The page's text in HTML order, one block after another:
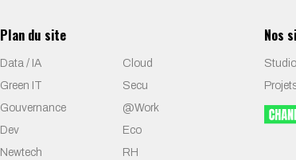
Plan du site
Data / IA
Cloud
Green IT
Secu
Gouvernance
@Work
Dev
Eco
Newtech
RH
Nos